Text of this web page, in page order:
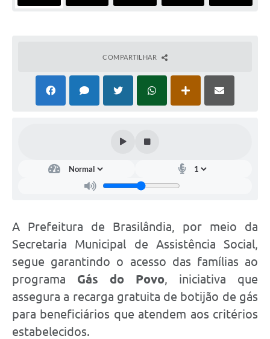
COMPARTILHAR
A Prefeitura de Brasilândia, por meio da
Secretaria Municipal de Assistência Social,
segue garantindo o acesso das famílias ao
programa Gás do Povo , iniciativa que
assegura a recarga gratuita de botijão de gás
para beneficiários que atendem aos critérios
estabelecidos.